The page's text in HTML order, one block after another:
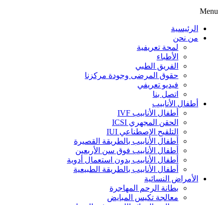
Menu
الرئيسية
من نحن
لمحة تعريفية
الأطباء
الفريق الطبي
حقوق المرضى وجودة مركزنا
فيديو تعريفي
اتصل بنا
أطفال الأنابيب
أطفال الأنابيب IVF
الحقن المجهري ICSI
التلقيح الإصطناعي IUI
أطفال الأنابيب بالطريقة القصيرة
أطفال الأنابيب فوق سن الأربعين
أطفال الأنابيب بدون استعمال أدوية
أطفال الأنابيب بالطريقة الطبيعية
الأمراض النسائية
بطانة الرحم المهاجرة
معالجة تكيس المبايض